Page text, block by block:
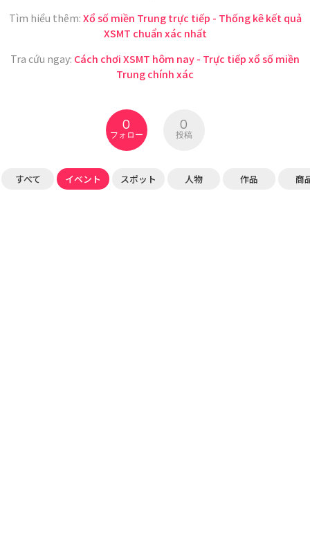
Tìm hiểu thêm:Xổ số miền Trung trực tiếp - Thống kê kết quả
XSMT chuẩn xác nhất
Tra cứu ngay: Cách chơi XSMT hôm nay - Trực tiếp xổ số miền
Trung chính xác
0
フォロー
0
投稿
すべて イベント スポット 人物 作品 商